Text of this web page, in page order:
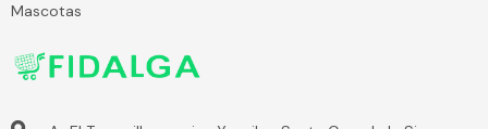
Mascotas